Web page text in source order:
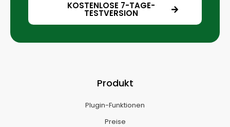
KOSTENLOSE 7-TAGE-
TESTVERSION
Produkt
Plugin-Funktionen
Preise